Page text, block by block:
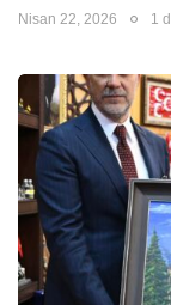
Nisan 22, 2026 1